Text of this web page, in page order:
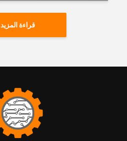
قراءة المزيد